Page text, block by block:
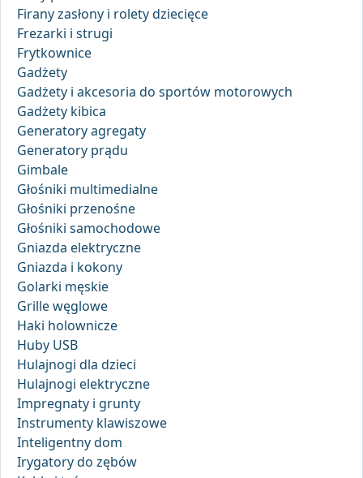
Firany zasłony i rolety dziecięce
Frezarki i strugi
Frytkownice
Gadżety
Gadżety i akcesoria do sportów motorowych
Gadżety kibica
Generatory agregaty
Generatory prądu
Gimbale
Głośniki multimedialne
Głośniki przenośne
Głośniki samochodowe
Gniazda elektryczne
Gniazda i kokony
Golarki męskie
Grille węglowe
Haki holownicze
Huby USB
Hulajnogi dla dzieci
Hulajnogi elektryczne
Impregnaty i grunty
Instrumenty klawiszowe
Inteligentny dom
Irygatory do zębów